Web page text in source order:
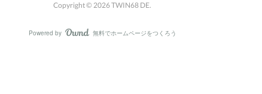
Copyright © 2026TWIN68 DE.
Powered by AmebaOwnd
無料でホームページをつくろう